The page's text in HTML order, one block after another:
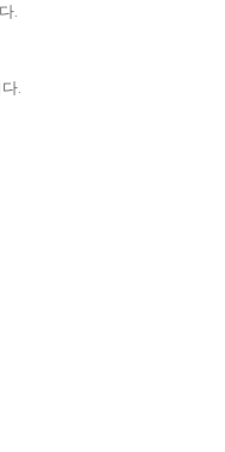
.
.